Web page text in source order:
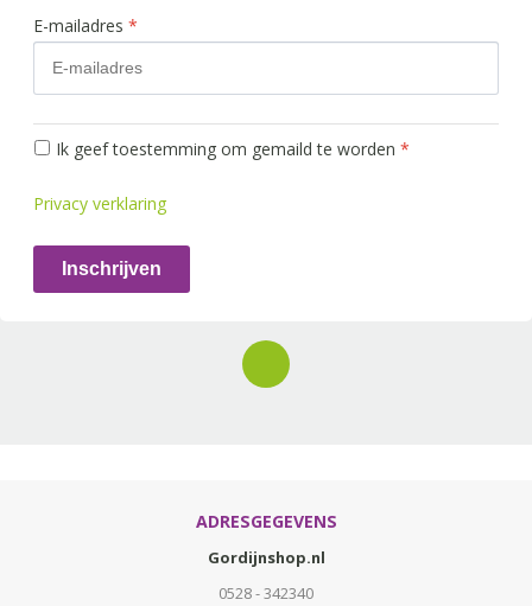
E-mailadres *
Ik geef toestemming om gemaild te worden *
Privacy verklaring
Inschrijven
ADRESGEGEVENS
Gordijnshop.nl
0528 - 342340